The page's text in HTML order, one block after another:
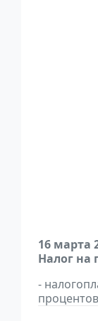
16 марта
Налог на
-